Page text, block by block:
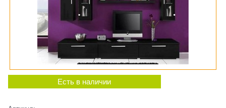
Есть в наличии